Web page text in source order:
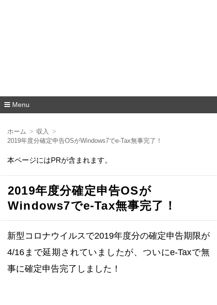
Menu
動
ホーム
収入
2019年度分確定申告OSがWindows7でe-Tax無事完了！
本ページにはPRが含まれます。
2019年度分確定申告OSが
Windows7でe-Tax無事完了！
新型コロナウイルスで2019年度分の確定申告期限が
4/16まで延期されていましたが、ついにe-Taxで無
事に確定申告完了しました！